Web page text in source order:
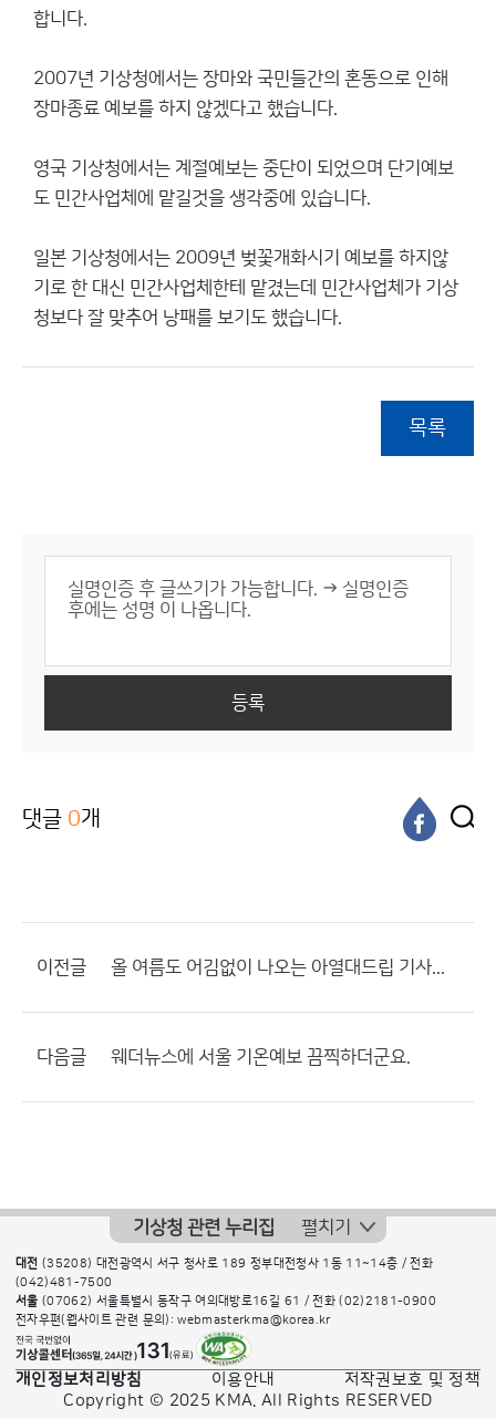
합니다.
2007년 기상청에서는 장마와 국민들간의 혼동으로 인해
장마종료 예보를 하지 않겠다고 했습니다.
영국 기상청에서는 계절예보는 중단이 되었으며 단기예보
도 민간사업체에 맡길것을 생각중에 있습니다.
일본 기상청에서는 2009년 벚꽃개화시기 예보를 하지않
기로 한 대신 민간사업체한테 맡겼는데 민간사업체가 기상
청보다 잘 맞추어 낭패를 보기도 했습니다.
목록
등록
댓글 0개
이전글 올 여름도 어김없이 나오는 아열대드립 기사...
다음글 웨더뉴스에 서울 기온예보 끔찍하더군요.
기상청 관련 누리집 펼치기
대전 (35208) 대전광역시 서구 청사로 189 정부대전청사 1동 11~14층 / 전화
(042)481-7500
서울 (07062) 서울특별시 동작구 여의대방로16길 61 / 전화(02)2181-0900
전자우편(웹사이트 관련 문의): webmasterkma@korea.kr
개인정보처리방침 이용안내
저작권보호 및 정책
Copyright © 2025 KMA. All Rights RESERVED